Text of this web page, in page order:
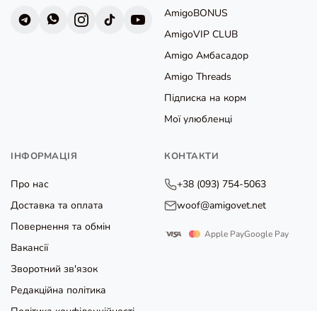
AmigoBONUS
AmigoVIP CLUB
Amigo Амбасадор
Amigo Threads
Підписка на корм
Мої улюбленці
ІНФОРМАЦІЯ
Про нас
Доставка та оплата
Повернення та обмін
Вакансії
Зворотний зв'язок
Редакційна політика
КОНТАКТИ
+38 (093) 754-5063
woof@amigovet.net
Apple PayGoogle Pay